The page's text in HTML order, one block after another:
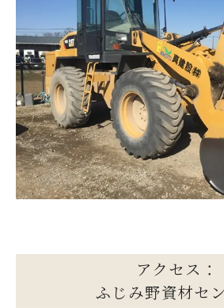
アクセス：
ふじみ野資材セ